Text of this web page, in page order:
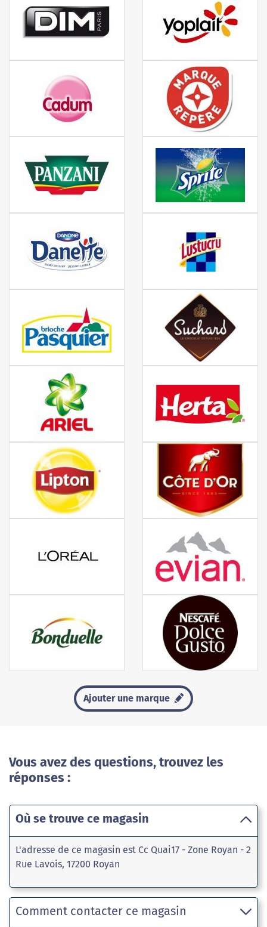
Ajouter une marque
Vous avez des questions, trouvez les
réponses :
Où se trouve ce magasin
L'adresse de ce magasin est Cc Quai17 - Zone Royan - 2
Rue Lavois, 17200 Royan
Comment contacter ce magasin